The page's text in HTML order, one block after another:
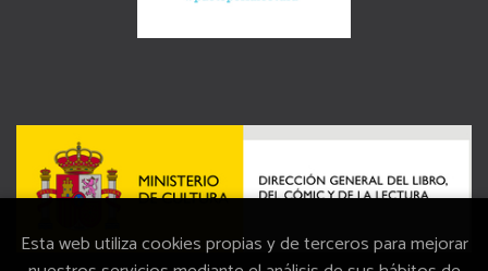
Esta web utiliza cookies propias y de terceros para mejorar